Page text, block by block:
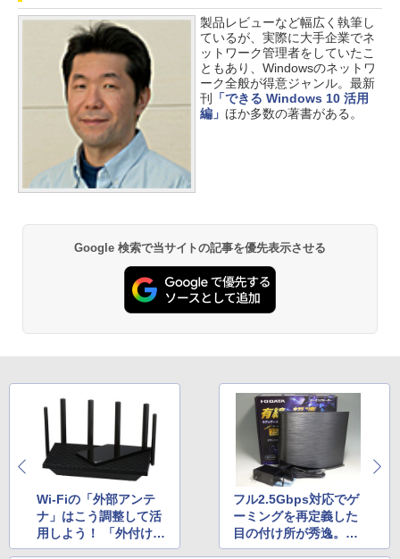
製品レビューなど幅広く執筆し
ているが、実際に大手企業でネ
ットワーク管理者をしていたこ
ともあり、Windowsのネットワ
ーク全般が得意ジャンル。最新
刊
「できる Windows 10 活用
編」 ほか多数の著書がある。
Google 検索で当サイトの記事を優先表示させる
Wi-Fiの「外部アンテ
ナ」はこう調整して活
用しよう！ 「外付けの
良さ」にこだわるTP-L
フル2.5Gbps対応でゲ
ーミングを再定義した
目の付け所が秀逸。ア
イ・オー・データのWi